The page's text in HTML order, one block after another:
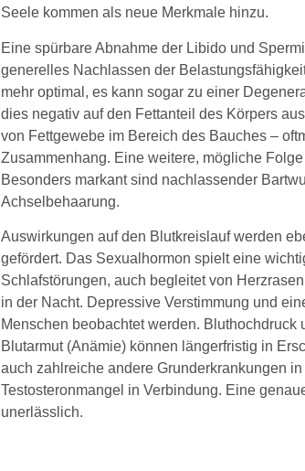
Seele kommen als neue Merkmale hinzu.
Eine spürbare Abnahme der Libido und
generelles Nachlassen der
mehr optimal, es kann sogar zu einer
dies negativ auf den Fettanteil des Körpers
von Fettgewebe im Bereich des Bauches –
Zusammenhang. Eine weitere, mögliche
Besonders markant sind nachlassender
Achselbehaarung.
Auswirkungen auf den Blutkreislauf werden
gefördert. Das Sexualhormon spielt eine
Schlafstörungen, auch begleitet von
in der Nacht. Depressive Verstimmung und
Menschen beobachtet werden.
Blutarmut (Anämie) können längerfristig in
auch zahlreiche andere Grunderkrankungen
Testosteronmangel in Verbindung. Eine
unerlässlich.